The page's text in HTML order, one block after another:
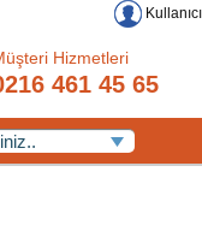
Hizmetleri
461 45 65